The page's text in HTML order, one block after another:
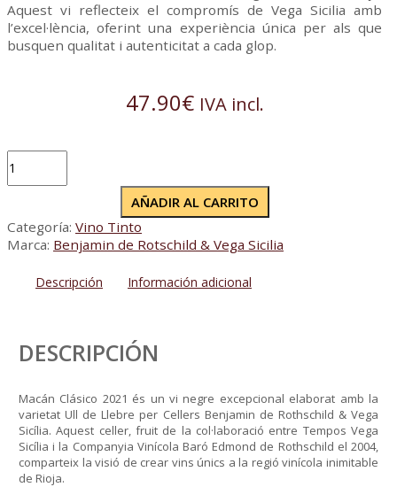
Aquest vi reflecteix el compromís de Vega Sicilia amb
l’excel·lència, oferint una experiència única per als que
busquen qualitat i autenticitat a cada glop.
47.90€ IVA incl.
clásico
AÑADIR AL CARRITO
Categoría: Vino Tinto
Marca: Benjamin de Rotschild & Vega Sicilia
Descripción Información adicional
DESCRIPCIÓN
Macán Clásico 2021 és un vi negre excepcional elaborat amb la
varietat Ull de Llebre per Cellers Benjamin de Rothschild & Vega
Sicília. Aquest celler, fruit de la col·laboració entre Tempos Vega
Sicília i la Companyia Vinícola Baró Edmond de Rothschild el 2004,
comparteix la visió de crear vins únics a la regió vinícola inimitable
de Rioja.